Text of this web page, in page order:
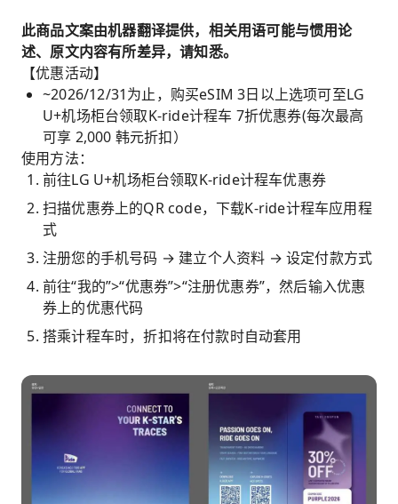
此商品文案由机器翻译提供，相关用语可能与惯用论
述、原文内容有所差异，请知悉。
【优惠活动】
~2026/12/31为止，购买eSIM 3日以上选项可至LG
U+机场柜台领取K-ride计程车 7折优惠券(每次最高
可享 2,000 韩元折扣）
使用方法：
前往LG U+机场柜台领取K-ride计程车优惠券
扫描优惠券上的QR code，下载K-ride计程车应用程
式
注册您的手机号码 → 建立个人资料 → 设定付款方式
前往“我的”>“优惠券”>“注册优惠券”，然后输入优惠
券上的优惠代码
搭乘计程车时，折扣将在付款时自动套用